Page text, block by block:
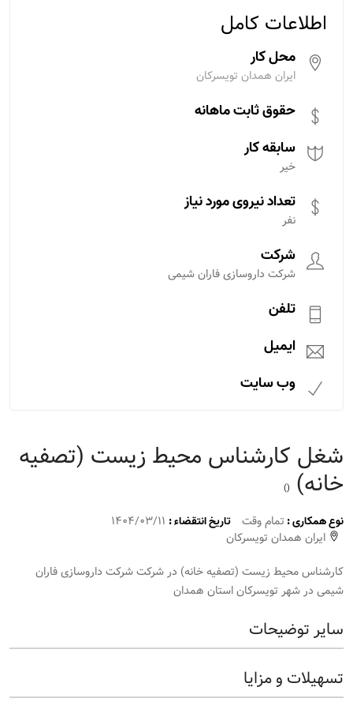
اطلاعات کامل
محل کار
ایران همدان تویسرکان
حقوق ثابت ماهانه
سابقه کار
خیر
تعداد نیروی مورد نیاز
نفر
شرکت
شرکت داروسازی فاران شیمی
تلفن
ایمیل
وب سایت
شغل کارشناس محیط زیست (تصفیه
خانه) ()
نوع همکاری : تمام وقت تاریخ انتقضاء :
ایران همدان تویسرکان
کارشناس محیط زیست (تصفیه خانه) در شرکت شرکت داروسازی فاران
شیمی در شهر تویسرکان استان همدان
سایر توضیحات
تسهیلات و مزایا